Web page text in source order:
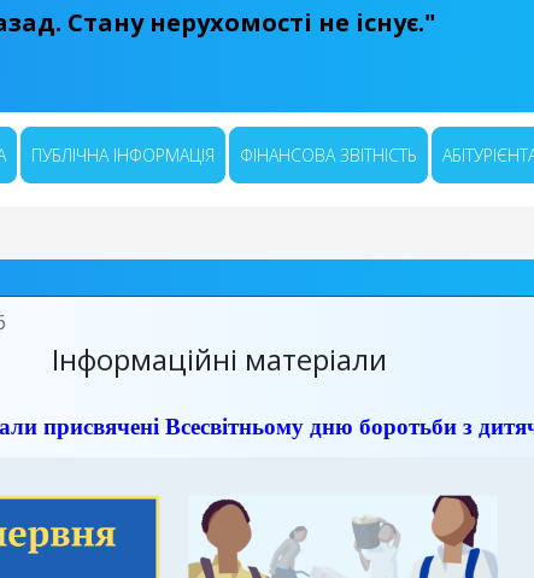
Стану нерухомості не існує."
ПУБЛІЧНА ІНФОРМАЦІЯ ФІНАНСОВА ЗВІТНІСТЬ
Інформаційні матеріали
присвячені Всесвітньому дню боротьби з